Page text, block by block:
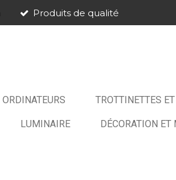
Produits de qualité
ORDINATEURS TROTTINETTES
LUMINAIRE DÉCORATION ET